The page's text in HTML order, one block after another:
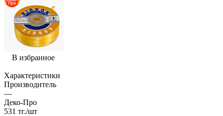
В избранное
Характеристики
Производитель
—
Деко-Про
531 тг./шт